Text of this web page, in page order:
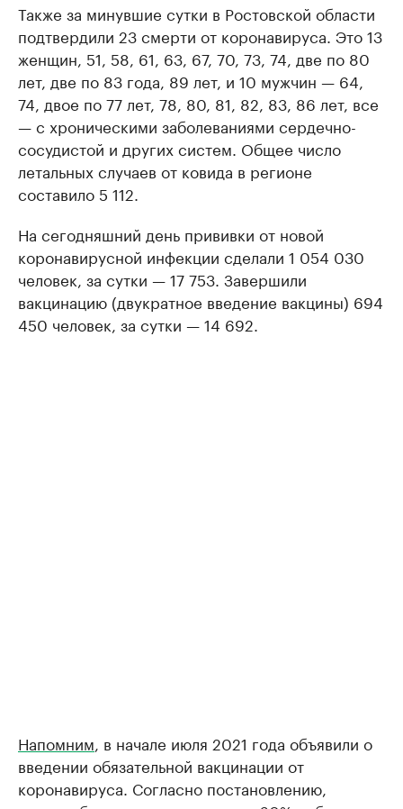
Также за минувшие сутки в Ростовской области
подтвердили 23 смерти от коронавируса. Это 13
женщин, 51, 58, 61, 63, 67, 70, 73, 74, две по 80
лет, две по 83 года, 89 лет, и 10 мужчин — 64,
74, двое по 77 лет, 78, 80, 81, 82, 83, 86 лет, все
— с хроническими заболеваниями сердечно-
сосудистой и других систем. Общее число
летальных случаев от ковида в регионе
составило 5 112.
На сегодняшний день прививки от новой
коронавирусной инфекции сделали 1 054 030
человек, за сутки — 17 753. Завершили
вакцинацию (двукратное введение вакцины) 694
450 человек, за сутки — 14 692.
Напомним, в начале июля 2021 года объявили о
введении обязательной вакцинации от
коронавируса. Согласно постановлению,